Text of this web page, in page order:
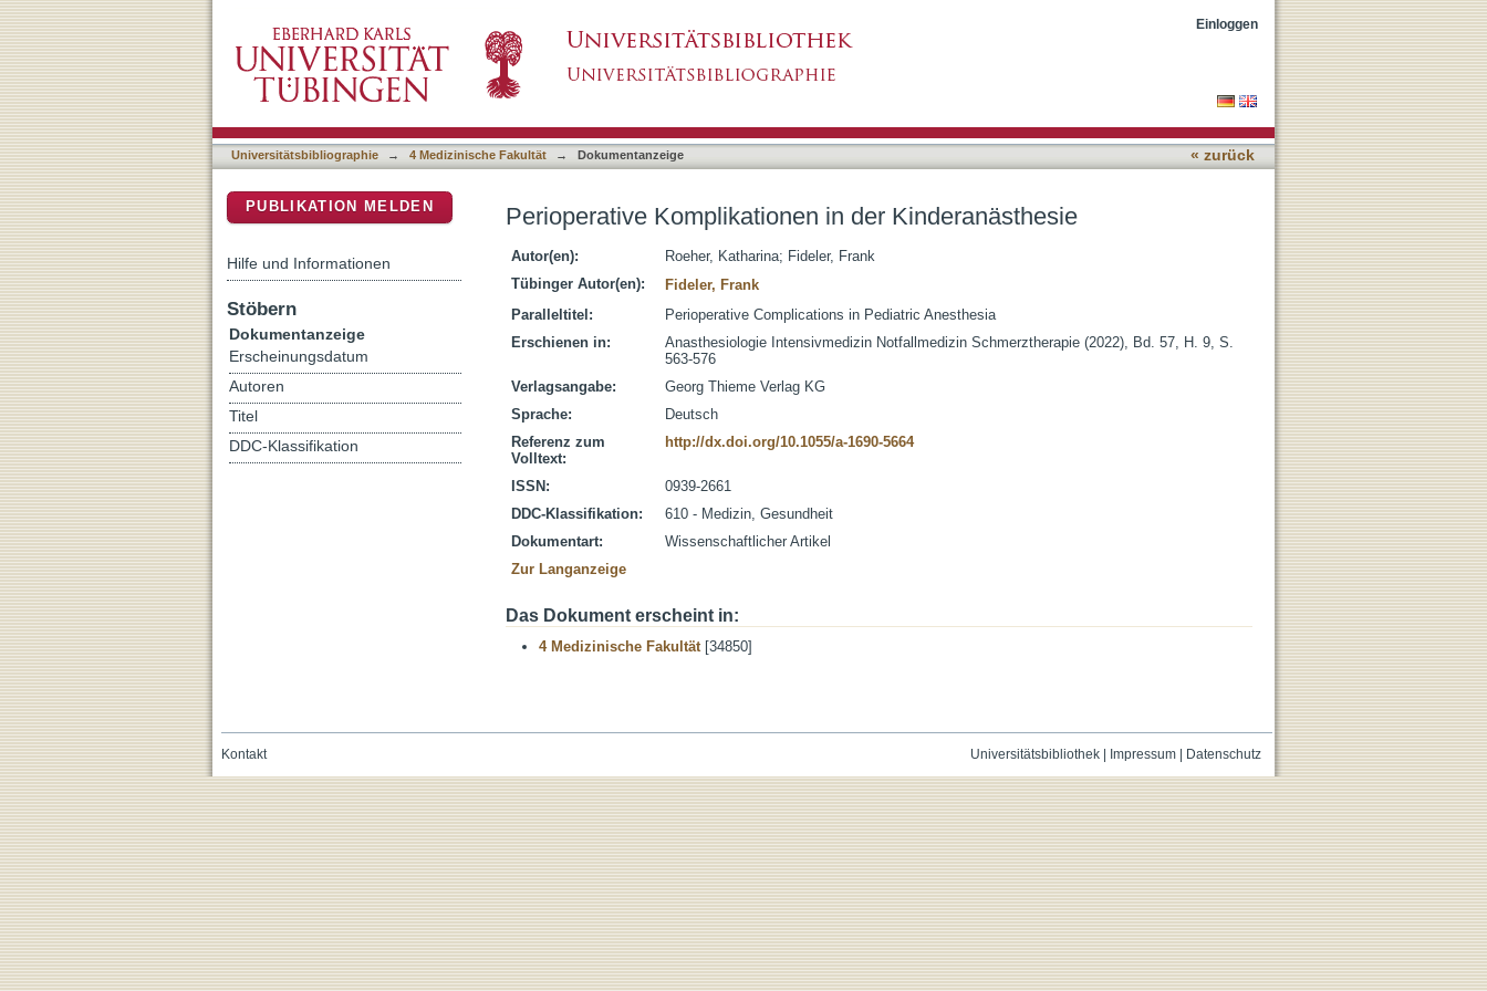
Einloggen
Universitätsbibliographie → 4 Medizinische Fakultät → Dokumentanzeige « zurück
Perioperative Komplikationen in der Kinderanästhesie
Autor(en): Roeher, Katharina; Fideler, Frank
Tübinger Autor(en):
Fideler, Frank
Paralleltitel:
Perioperative Complications in Pediatric Anesthesia
Erschienen in:
Anasthesiologie Intensivmedizin Notfallmedizin Schmerztherapie (2022), Bd. 57, H. 9, S.
563-576
Verlagsangabe:
Georg Thieme Verlag KG
Sprache:
Deutsch
Referenz zum
Volltext:
http://dx.doi.org/10.1055/a-1690-5664
ISSN:
0939-2661
DDC-Klassifikation:
610 - Medizin, Gesundheit
Dokumentart:
Wissenschaftlicher Artikel
Zur Langanzeige
Das Dokument erscheint in:
4 Medizinische Fakultät[34850]
PUBLIKATION MELDEN
Hilfe und Informationen
Stöbern
Dokumentanzeige
Erscheinungsdatum
Autoren
Titel
DDC-Klassifikation
Universitätsbibliothek| Impressum| Datenschutz
Kontakt